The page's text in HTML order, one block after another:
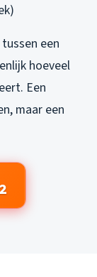
een
hoeveel
Een
maar een